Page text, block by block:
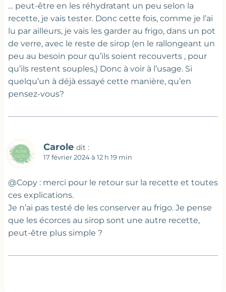
… peut-être en les réhydratant un peu selon la
recette, je vais tester. Donc cette fois, comme je l’ai
lu par ailleurs, je vais les garder au frigo, dans un pot
de verre, avec le reste de sirop (en le rallongeant un
peu au besoin pour qu’ils soient recouverts , pour
qu’ils restent souples,) Donc à voir à l’usage. Si
quelqu’un à déjà essayé cette manière, qu’en
pensez-vous?
Carole dit :
17 février 2024 à 12 h 19 min
@Copy : merci pour le retour sur la recette et toutes
ces explications.
Je n’ai pas testé de les conserver au frigo. Je pense
que les écorces au sirop sont une autre recette,
peut-être plus simple ?